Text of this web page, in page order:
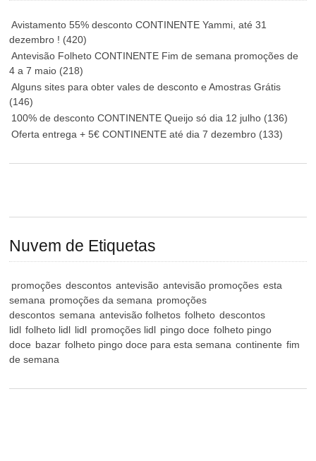
Avistamento 55% desconto CONTINENTE Yammi, até 31
dezembro ! (420)
Antevisão Folheto CONTINENTE Fim de semana promoções de
4 a 7 maio (218)
Alguns sites para obter vales de desconto e Amostras Grátis
(146)
100% de desconto CONTINENTE Queijo só dia 12 julho (136)
Oferta entrega + 5€ CONTINENTE até dia 7 dezembro (133)
Nuvem de Etiquetas
promoções descontos antevisão antevisão promoções esta
semana promoções da semana promoções
descontos semana antevisão folhetos folheto descontos
lidl folheto lidl lidl promoções lidl pingo doce folheto pingo
doce bazar folheto pingo doce para esta semana continente fim
de semana